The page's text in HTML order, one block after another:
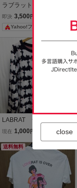
ラブラット LABRAT
不純喫茶ドープ フーデ
ィー パーカー ホワイ
ト
即決 3,500 円
Yahoo!フリマ
LABRAT ラブラット×ビ
ームス ヒツジ柄セータ
ー メンズS 総柄デザイ
ンニットセーター ニット
トレーナー 長袖カットソ
ー 09302
現在 1,000 円
送料無料
close